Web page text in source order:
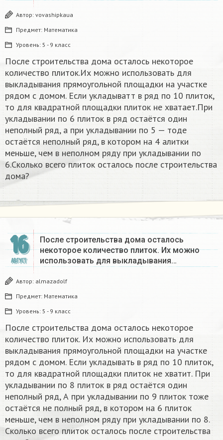
Автор: vovashipkaua
Предмет: Математика
Уровень: 5 - 9 класс
После строительства дома осталось некоторое
количество плиток.Их можно использовать для
выкладывания прямоугольной площадки на участке
рядом с домом. Если укладыватт в ряд по 10 плиток,
то для квадратной площадки плиток не хватает.При
укладывании по 6 плиток в ряд остаётся один
неполный ряд, а при укладывании по 5 — тоде
остаётся неполный ряд, в котором на 4 алитки
меньше, чем в неполном ряду при укладывании по
6.Сколько всего плиток осталось после строительства
дома?
16
АВГУСТ
После строительства дома осталось
некоторое количество плиток. Их можно
использовать для выкладывания…
Автор: almazadolf
Предмет: Математика
Уровень: 5 - 9 класс
После строительства дома осталось некоторое
количество плиток. Их можно использовать для
выкладывания прямоугольной площадки на участке
рядом с домом. Если укладывать в ряд по 10 плиток,
то для квадратной площадки плиток не хватит. При
укладывании по 8 плиток в ряд остаётся один
неполный ряд, А при укладывании по 9 плиток тоже
остаётся не полный ряд, в котором на 6 плиток
меньше, чем в неполном ряду при укладывании по 8.
Сколько всего плиток осталось после строительства